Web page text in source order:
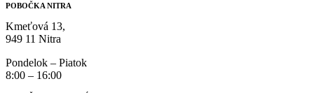
POBOČKA NITRA
Kmeťová 13,
949 11 Nitra
Pondelok – Piatok
8:00 – 16:00